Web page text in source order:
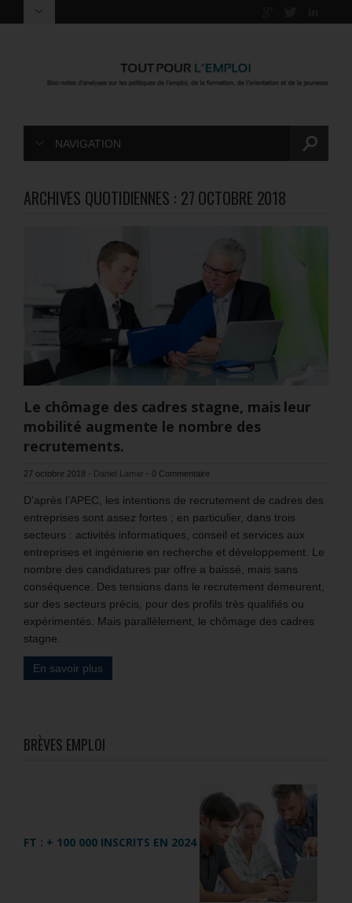
NAVIGATION
ARCHIVES QUOTIDIENNES : 27 OCTOBRE 2018
Le chômage des cadres stagne, mais leur
mobilité augmente le nombre des
recrutements.
27 octobre 2018 - Daniel Lamar - 0 Commentaire
D’après l’APEC, les intentions de recrutement de cadres des
entreprises sont assez fortes ; en particulier, dans trois
secteurs : activités informatiques, conseil et services aux
entreprises et ingénierie en recherche et développement. Le
nombre des candidatures par offre a baissé, mais sans
conséquence. Des tensions dans le recrutement demeurent,
sur des secteurs précis, pour des profils très qualifiés ou
expérimentés. Mais parallèlement, le chômage des cadres
stagne.
En savoir plus
BRÈVES EMPLOI
FT : + 100 000 INSCRITS EN 2024